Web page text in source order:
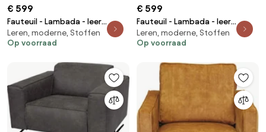
€ 599
Fauteuil - Lambada - leer
Colorado bruin 04
Leren, moderne, Stoffen
Op voorraad
€ 599
Fauteuil - Lambada - leer
Colorado antraciet 01
Leren, moderne, Stoffen
Op voorraad